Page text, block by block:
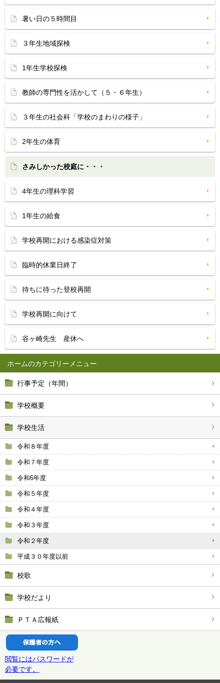
ホーム
行事予定（年間）
学校概要
学校生活
令和８年度
令和７年度
令和6年度
令和５年度
令和４年度
令和３年度
令和２年度
平成３０年度以前
校歌
学校だより
ＰＴＡ広報紙
閲覧にはパスワードが
必要です。
暑い日の５時間目
３年生地域探検
1年生学校探検
教師の専門性を活かして（５・６年生）
３年生の社会科「学校のまわりの様子」
2年生の体育
さみしかった校庭に・・・
4年生の理科学習
1年生の給食
学校再開における感染症対策
臨時的休業日終了
待ちに待った登校再開
学校再開に向けて
谷ヶ崎先生 産休へ